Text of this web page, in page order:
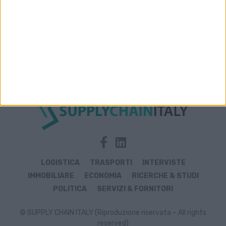
LOGISTICA TRASPORTI
INTERVISTE
IMMOBILIARE
ECONOMIA
RICERCHE & STUDI
POLITICA
SERVIZI & FORNITORI
© SUPPLY CHAIN ITALY (Riproduzione riservata – All rights
reserved)